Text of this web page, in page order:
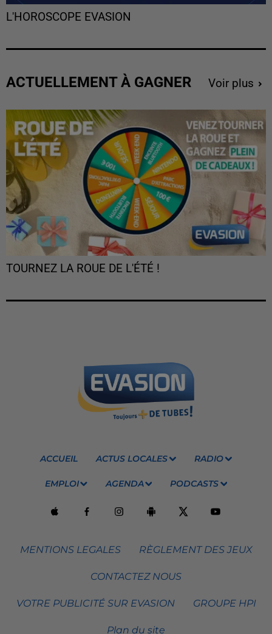
L'HOROSCOPE EVASION
ACTUELLEMENT À GAGNER Voir plus
TOURNEZ LA ROUE DE L'ÉTÉ !
ACCUEIL ACTUS LOCALES RADIO
EMPLOI AGENDA PODCASTS
MENTIONS LEGALES RÈGLEMENT DES JEUX
CONTACTEZ NOUS
VOTRE PUBLICITÉ SUR EVASION GROUPE HPI
Plan du site